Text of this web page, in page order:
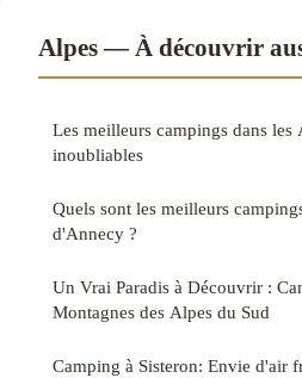
Alpes — À découvrir
Les meilleurs campings dans les
inoubliables
Quels sont les meilleurs
d'Annecy ?
Un Vrai Paradis à Découvrir :
Montagnes des Alpes du Sud
Camping à Sisteron: Envie d'air